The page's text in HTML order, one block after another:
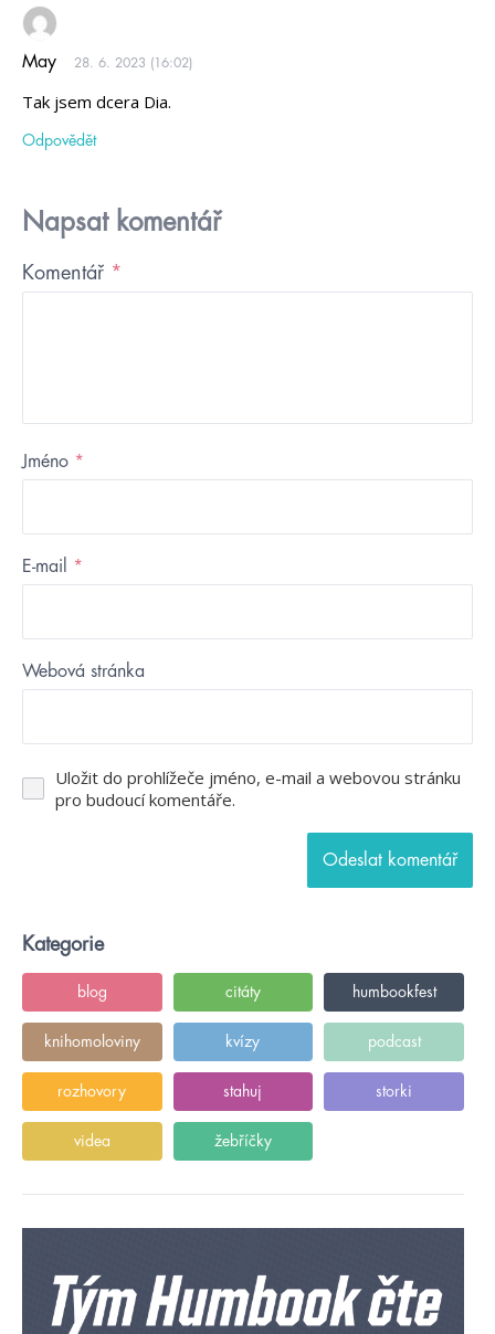
May 28. 6. 2023 (16:02)
Tak jsem dcera Dia.
Odpovědět
Napsat komentář
Komentář *
Jméno *
E-mail *
Webová stránka
Uložit do prohlížeče jméno, e-mail a webovou stránku
pro budoucí komentáře.
Kategorie
blog citáty humbookfest
knihomoloviny kvízy podcast
rozhovory stahuj storki
videa žebříčky